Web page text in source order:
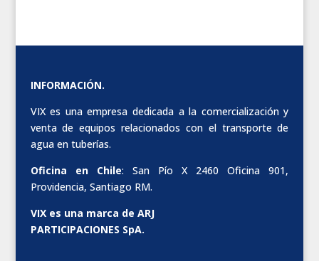
INFORMACIÓN.
VIX es una empresa dedicada a la comercialización y
venta de equipos relacionados con el transporte de
agua en tuberías.
Oficina en Chile: San Pío X 2460 Oficina 901,
Providencia, Santiago RM.
VIX es una marca de ARJ
PARTICIPACIONES SpA.